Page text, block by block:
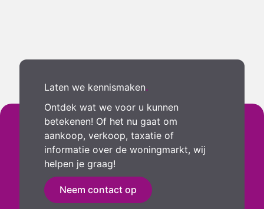
Laten we kennismaken.
Ontdek wat we voor u kunnen
betekenen! Of het nu gaat om
aankoop, verkoop, taxatie of
informatie over de woningmarkt, wij
helpen je graag!
Neem contact op